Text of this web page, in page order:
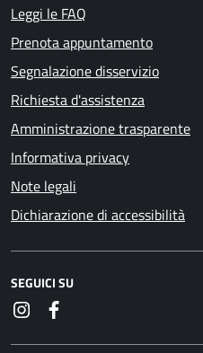
Leggi le FAQ
Prenota appuntamento
Segnalazione disservizio
Richiesta d'assistenza
Amministrazione trasparente
Informativa privacy
Note legali
Dichiarazione di accessibilità
SEGUICI SU
Instagram